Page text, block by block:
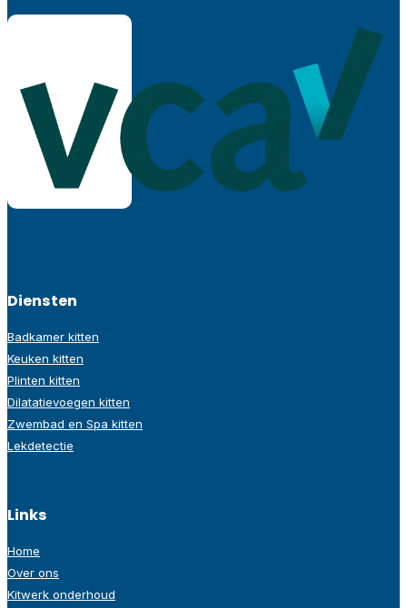
Diensten
Badkamer kitten
Keuken kitten
Plinten kitten
Dilatatievoegen kitten
Zwembad en Spa kitten
Lekdetectie
Links
Home
Over ons
Kitwerk onderhoud